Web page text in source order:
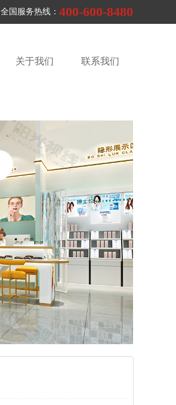
全国服务热线： 400-600-8480
关于我们 联系我们